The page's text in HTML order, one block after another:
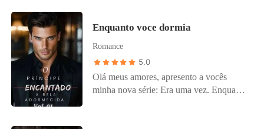
Enquanto voce dormia
Romance
5.0
Olá meus amores, apresento a vocês
minha nova série: Era uma vez. Enquanto